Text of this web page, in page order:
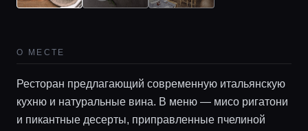
О МЕСТЕ
Ресторан предлагающий современную итальянскую
кухню и натуральные вина. В меню — мисо ригатони
и пикантные десерты, приправленные пчелиной